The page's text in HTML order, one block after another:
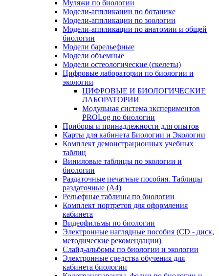
Муляжи по биологии
Модели-аппликации по ботанике
Модели-аппликации по зоологии
Модели-аппликации по анатомии и общей
биологии
Модели барельефные
Модели объемные
Модели остеологические (скелеты)
Цифровые лаборатории по биологии и
экологии
ЦИФРОВЫЕ И БИОЛОГИЧЕСКИЕ
ЛАБОРАТОРИИ
Модульная система экспериментов
PROLog по биологии
Приборы и принадлежности для опытов
Карты для кабинета Биологии и Экологии
Комплект демонстрационных учебных
таблиц
Виниловые таблицы по экологии и
биологии
Раздаточные печатные пособия. Таблицы
раздаточные (А4)
Рельефные таблицы по биологии
Комплект портретов для оформления
кабинета
Видеофильмы по биологии
Электронные наглядные пособия (CD - диск,
методические рекомендации)
Слайд-альбомы по биологии и экологии
Электронные средства обучения для
кабинета биологии